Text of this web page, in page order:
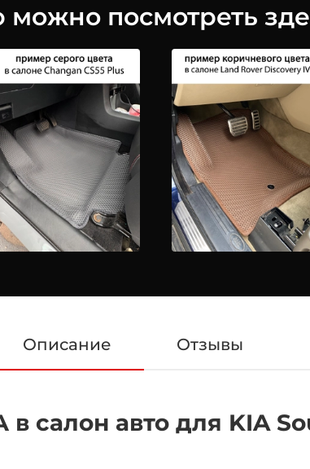
посмотреть
Описание Отзывы
салон авто для KIA